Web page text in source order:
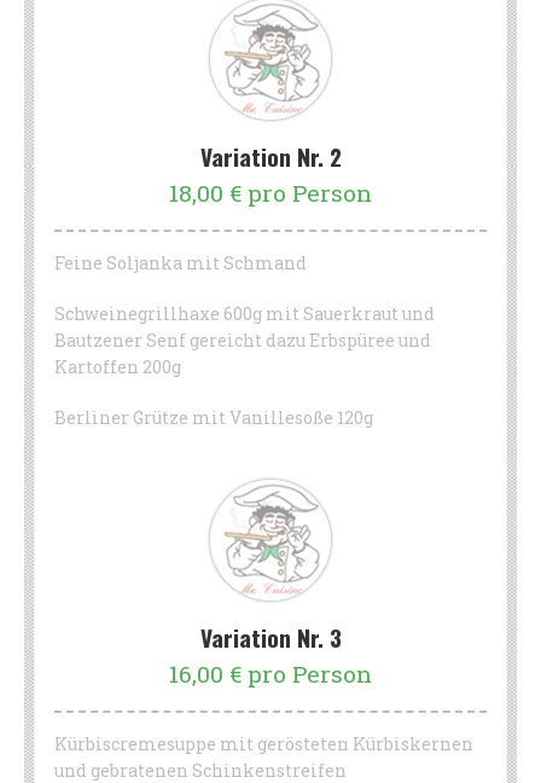
Variation Nr. 2
18,00 € pro Person
Feine Soljanka mit Schmand
Schweinegrillhaxe 600g mit Sauerkraut und
Bautzener Senf gereicht dazu Erbspüree und
Kartoffen 200g
Berliner Grütze mit Vanillesoße 120g
Variation Nr. 3
16,00 € pro Person
Kürbiscremesuppe mit gerösteten Kürbiskernen
und gebratenen Schinkenstreifen